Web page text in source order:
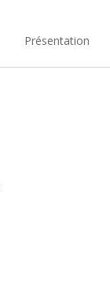
Présentation